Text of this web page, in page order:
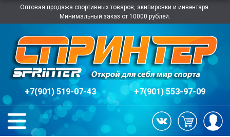
Оптовая продажа спортивных товаров, экипировки и инвентаря.
Минимальный заказ от 10000 рублей.
+7(901) 519-07-43 +7(901) 553-97-09